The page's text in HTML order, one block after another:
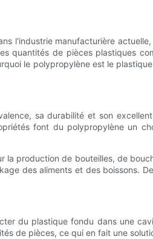
l'industrie manufacturière
quantités de pièces plastiques
le polypropylène est le
sa durabilité et son
font du polypropylène un
production de bouteilles, de
des aliments et des boissons.
du plastique fondu dans une
de pièces, ce qui en fait une